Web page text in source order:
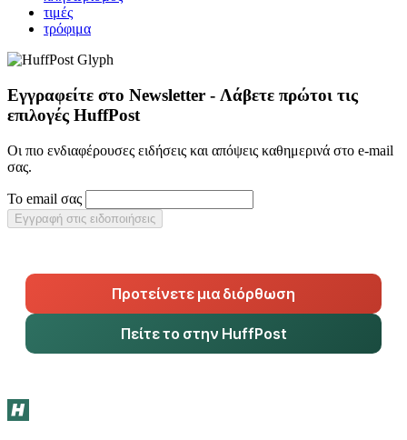
τιμές
τρόφιμα
Εγγραφείτε στο Newsletter - Λάβετε πρώτοι τις
επιλογές HuffPost
Οι πιο ενδιαφέρουσες ειδήσεις και απόψεις καθημερινά στο e-mail
σας.
Το email σας
Εγγραφή στις ειδοποιήσεις
Προτείνετε μια διόρθωση
Πείτε το στην HuffPost